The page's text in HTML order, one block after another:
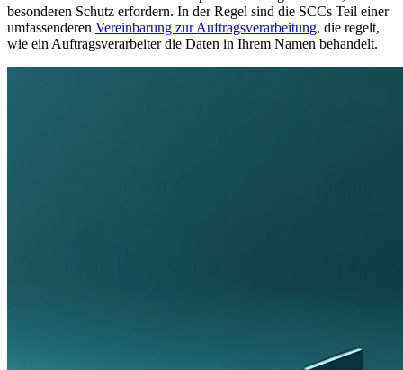
besonderen Schutz erfordern. In der Regel sind die SCCs Teil einer
umfassenderen Vereinbarung zur Auftragsverarbeitung, die regelt,
wie ein Auftragsverarbeiter die Daten in Ihrem Namen behandelt.